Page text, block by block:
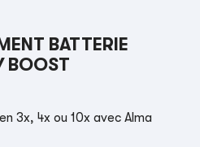
BATTERIE
BOOST
3x, 4x ou 10x avec Alma